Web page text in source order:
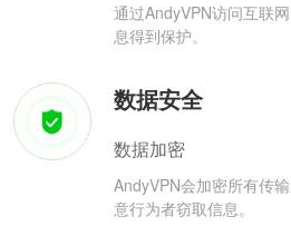
通过AndyVPN访问互联
息得到保护。
数据安全
数据加密
AndyVPN会加密所有传
意行为者窃取信息。